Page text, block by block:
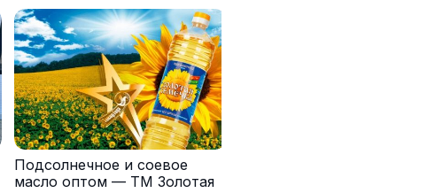
Подсолнечное и соевое
масло оптом — ТМ Золотая